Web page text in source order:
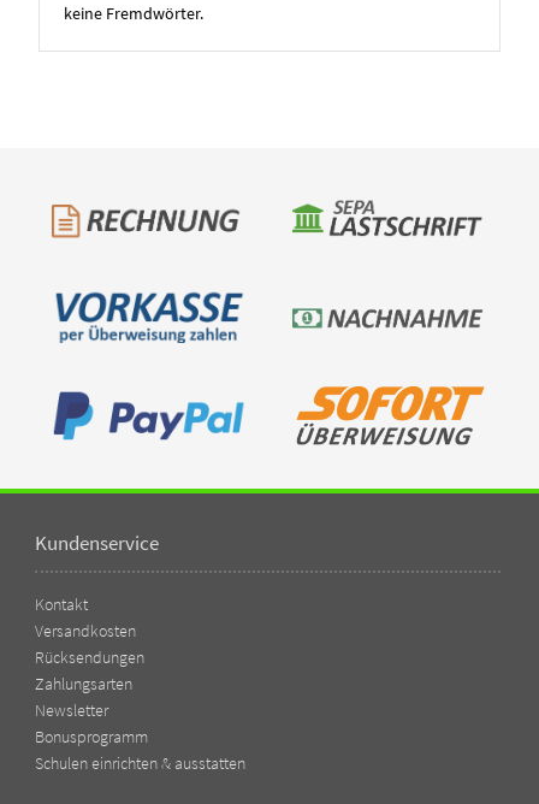
keine Fremdwörter.
Kundenservice
Kontakt
Versandkosten
Rücksendungen
Zahlungsarten
Newsletter
Bonusprogramm
Schulen einrichten & ausstatten